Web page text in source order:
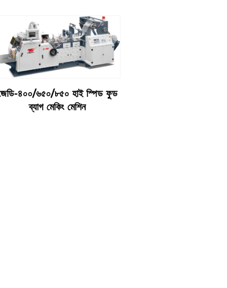
৪০০/৬৫০/৮৫০ হাই স্পিড ফুড
ব্যাগ মেকিং মেশিন